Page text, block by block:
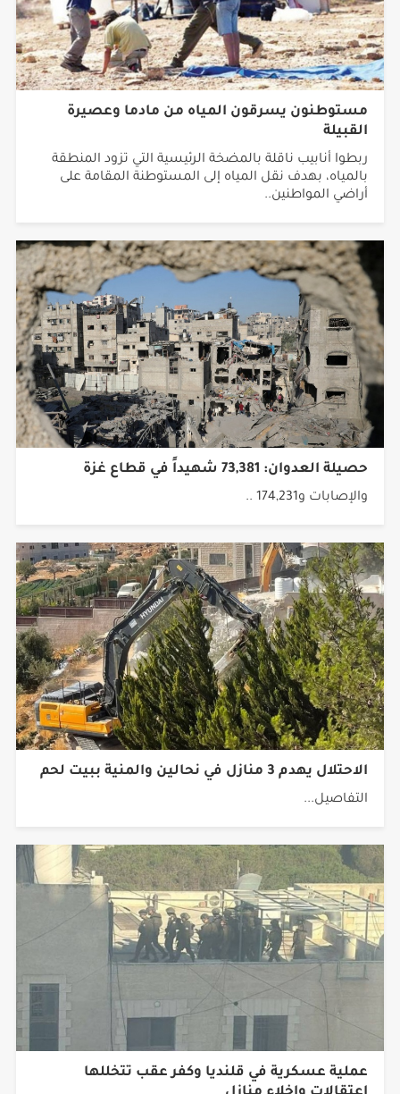
مستوطنون يسرقون المياه من مادما وعصيرة
القبيلة
ربطوا أنابيب ناقلة بالمضخة الرئيسية التي تزود المنطقة
بالمياه، بهدف نقل المياه إلى المستوطنة المقامة على
أراضي المواطنين..
حصيلة العدوان: 73,381 شهيداً في قطاع غزة
والإصابات و174,231 ..
الاحتلال يهدم 3 منازل في نحالين والمنية ببيت لحم
التفاصيل...
عملية عسكرية في قلنديا وكفر عقب تتخللها